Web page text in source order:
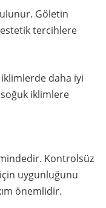
Göletin
tercihlere
daha iyi
iklimlere
Kontrolsüz
uygunluğunu
önemlidir.